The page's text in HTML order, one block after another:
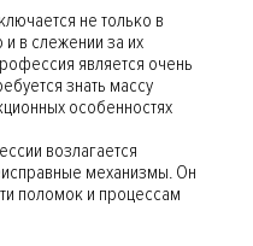
не только в
в слежении за их
является очень
знать массу
особенностях
возлагается
механизмы. Он
поломок и процессам